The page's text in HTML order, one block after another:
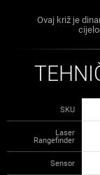
Ovaj križ je
SKU
Laser
Rangefinder
Sensor